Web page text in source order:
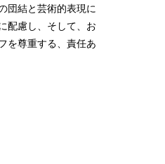
団結と芸術的表現に
配慮し、そして、お
を尊重する、責任あ